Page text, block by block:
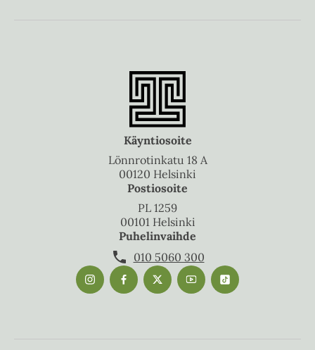
Käyntiosoite
Lönnrotinkatu 18 A
00120 Helsinki
Postiosoite
PL 1259
00101 Helsinki
Puhelinvaihde
010 5060 300